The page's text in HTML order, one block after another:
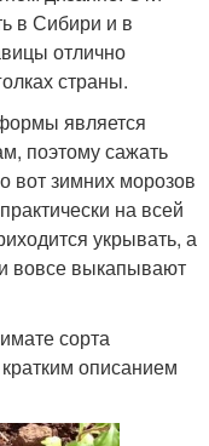
в Сибири и в
отлично
страны.
является
поэтому сажать
вот зимних морозов
на всей
укрывать, а
вовсе выкапывают
сорта
описанием